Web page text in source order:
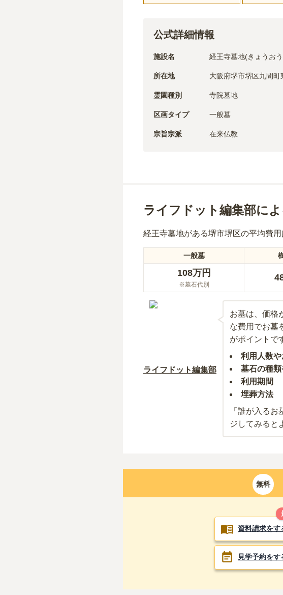
公式詳細情報
施設名 経王寺墓地(きょうお
所在地 大阪府堺市堺区九間町
霊園種別 寺院墓地
区画タイプ 一般墓
宗旨宗派 在来仏教
ライフドット編集部に
経王寺墓地がある堺市堺区の平均費用
一般墓
108万円
※墓石代別
ライフドット編集部
お墓は、価格
な費用でお墓
がポイントで
利用人数
墓石の種
利用期間
埋葬方法
「誰が入る
ジしてみると
無料
資料請求をす
見学予約をす